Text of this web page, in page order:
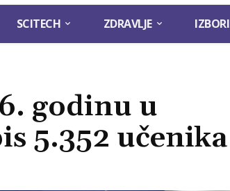
SCITECH ZDRAVLJE IZBORI
godinu u
5.352 učenika